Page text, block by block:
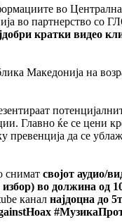
во
во партнерство со
кратки видео
Македонија на
Главно ќе се цени
превенција да се
снимат својот аудио/
во должина од
канал најдоцна до